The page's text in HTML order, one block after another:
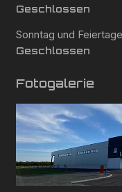
Geschlossen
Sonntag und Feiertage
Geschlossen
Fotogalerie